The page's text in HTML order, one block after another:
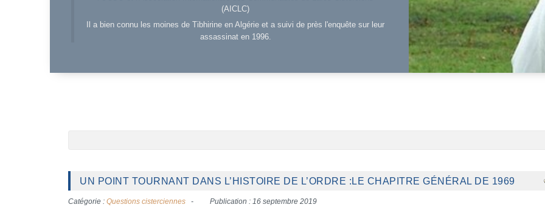
(AICLC)
Il a bien connu les moines de Tibhirine en Algérie et a suivi de près l'enquête sur leur
assassinat en 1996.
UN POINT TOURNANT DANS L’HISTOIRE DE L’ORDRE :LE CHAPITRE GÉNÉRAL DE 1969
Catégorie : Questions cisterciennes Publication : 16 septembre 2019